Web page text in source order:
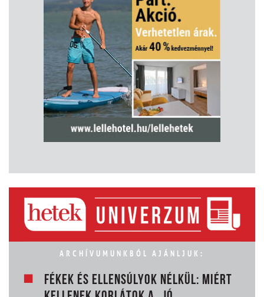
ARCHÍVUMUNKBÓL AJÁNLJUK:
FÉKEK ÉS ELLENSÚLYOK NÉLKÜL: MIÉRT